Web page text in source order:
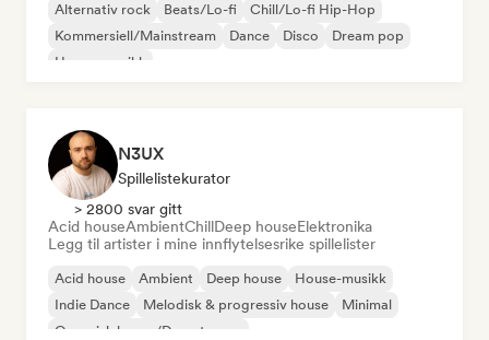
Alternativ rock Beats/Lo-fi
Chill/Lo-fi Hip-Hop
Kommersiell/Mainstream
Dance Disco
Dream pop
House-musikk
N3UX
Spillelistekurator
> 2800 svar gitt
Acid houseAmbientChillDeep houseElektronika
Legg til artister i mine innflytelsesrike spillelister
Acid house Ambient Deep house
House-musikk
Indie Dance
Melodisk & progressiv house
Minimal
Organisk house/Downtempo